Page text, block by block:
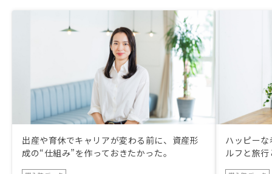
出産や育休でキャリアが変わる前に、資産形
成の“仕組み”を作っておきたかった。
ハッピー
ルフと旅